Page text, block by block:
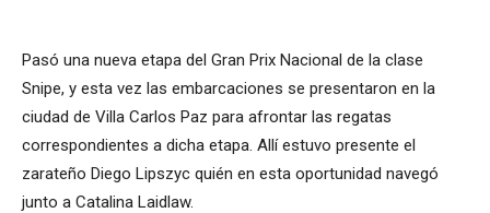
Pasó una nueva etapa del Gran Prix Nacional de la clase
Snipe, y esta vez las embarcaciones se presentaron en la
ciudad de Villa Carlos Paz para afrontar las regatas
correspondientes a dicha etapa. Allí estuvo presente el
zarateño Diego Lipszyc quién en esta oportunidad navegó
junto a Catalina Laidlaw.